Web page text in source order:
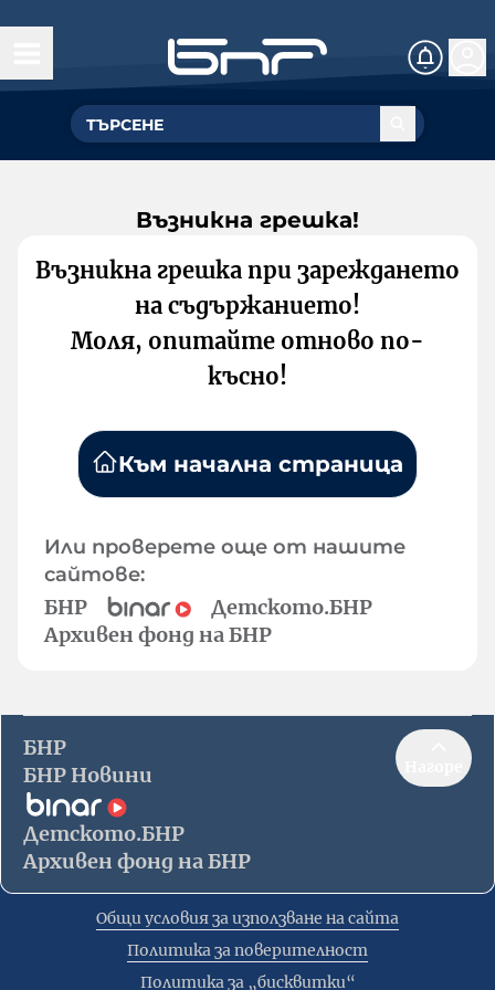
Възникна грешка!
Възникна грешка при зареждането
на съдържанието!
Моля, опитайте отново по-
късно!
Към начална страница
Или проверете още от нашите
сайтове:
БНР
Детското.БНР
Архивен фонд на БНР
БНР
БНР Новини
Детското.БНР
Архивен фонд на БНР
Общи условия за използване на сайта
Политика за поверителност
Политика за „бисквитки“